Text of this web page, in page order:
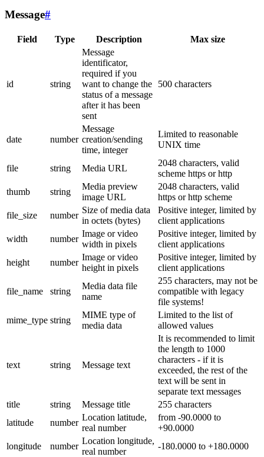
Message#
Field Type Description Max size
id string
Message
identificator,
required if you
want to change the
status of a message
after it has been
sent
500 characters
date number
Message
creation/sending
time, integer
Limited to reasonable
UNIX time
file string Media URL
2048 characters, valid
scheme https or http
thumb
string
Media preview
image URL
2048 characters, valid
https or http scheme
file_size
number
Size of media data
in octets (bytes)
Positive integer, limited by
client applications
width
number
Image or video
width in pixels
Positive integer, limited by
client applications
height
number
Image or video
height in pixels
Positive integer, limited by
client applications
file_name string
Media data file
name
255 characters, may not be
compatible with legacy
file systems!
mime_type string
MIME type of
media data
Limited to the list of
allowed values
text string Message text
It is recommended to limit
the length to 1000
characters - if it is
exceeded, the rest of the
text will be sent in
separate text messages
title
string Message title
255 characters
latitude
number
Location latitude,
real number
from -90.0000 to
+90.0000
longitude
number
Location longitude,
real number
-180.0000 to +180.0000